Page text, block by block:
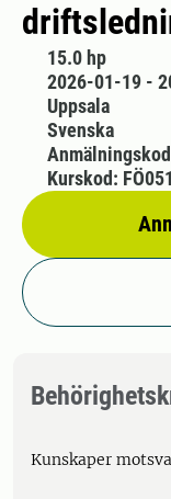
15.0 hp
2026-01-19 -
Uppsala
Svenska
Kurskod:
Kunskaper